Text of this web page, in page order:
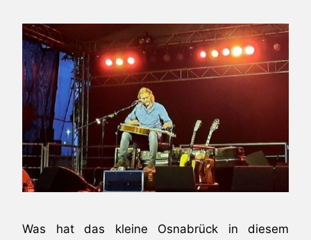
Was hat das kleine Osnabrück in diesem